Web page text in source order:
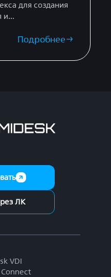
для создания
и...
Подробнее
ЛК
VDI